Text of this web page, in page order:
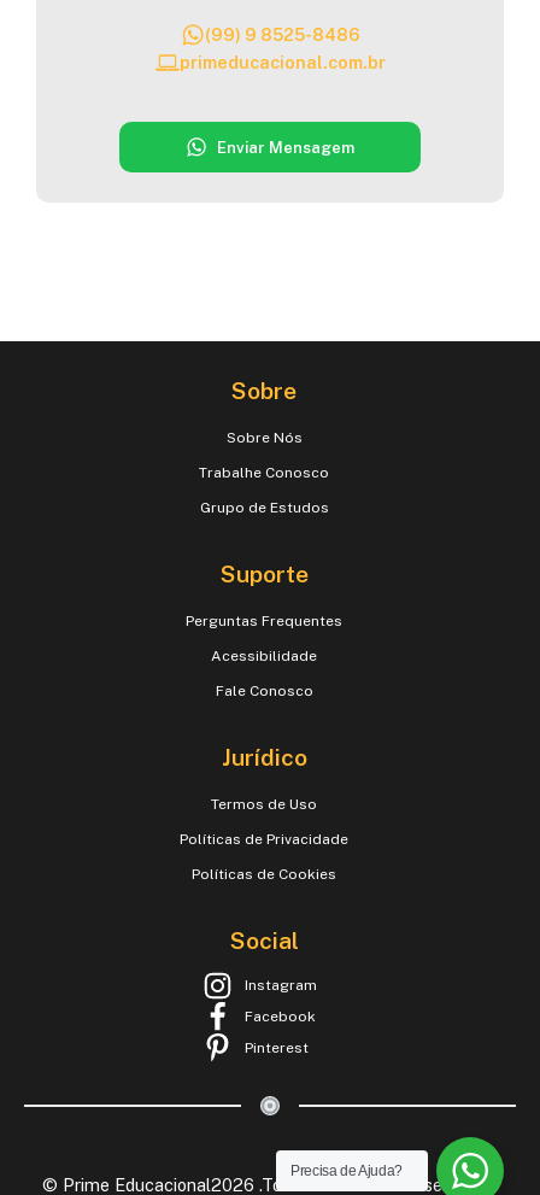
(99) 9 8525-8486
primeducacional.com.br
Enviar Mensagem
Sobre
Sobre Nós
Trabalhe Conosco
Grupo de Estudos
Suporte
Perguntas Frequentes
Acessibilidade
Fale Conosco
Jurídico
Termos de Uso
Políticas de Privacidade
Políticas de Cookies
Social
Instagram
Facebook
Pinterest
© Prime Educacional2026 .Todos os Direitos Reservados.
Precisa de Ajuda?